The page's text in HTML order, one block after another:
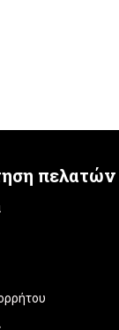
πελατών